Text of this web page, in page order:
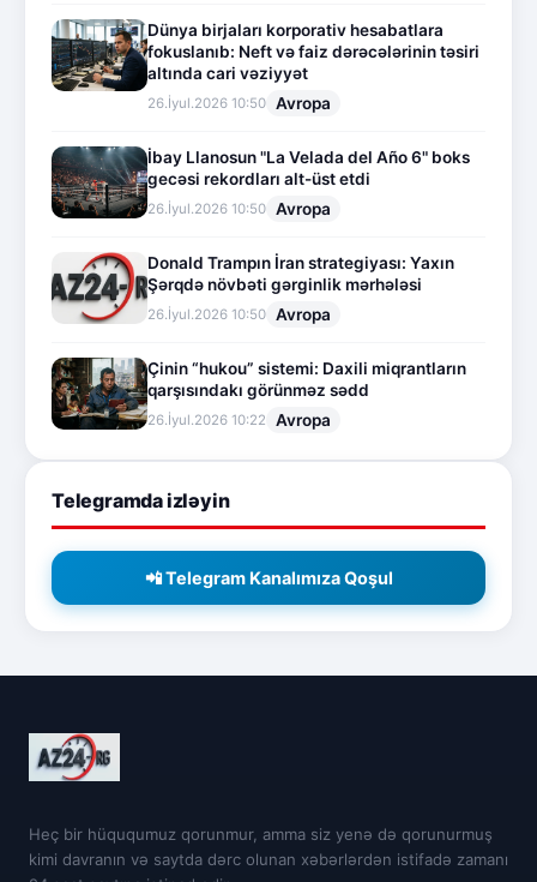
Dünya birjaları korporativ hesabatlara
fokuslanıb: Neft və faiz dərəcələrinin təsiri
altında cari vəziyyət
26.İyul.2026 10:50 Avropa
İbay Llanosun "La Velada del Año 6" boks
gecəsi rekordları alt-üst etdi
26.İyul.2026 10:50 Avropa
Donald Trampın İran strategiyası: Yaxın
Şərqdə növbəti gərginlik mərhələsi
26.İyul.2026 10:50 Avropa
Çinin “hukou” sistemi: Daxili miqrantların
qarşısındakı görünməz sədd
26.İyul.2026 10:22 Avropa
Telegramda izləyin
📲 Telegram Kanalımıza Qoşul
Heç bir hüququmuz qorunmur, amma siz yenə də qorunurmuş
kimi davranın və saytda dərc olunan xəbərlərdən istifadə zamanı